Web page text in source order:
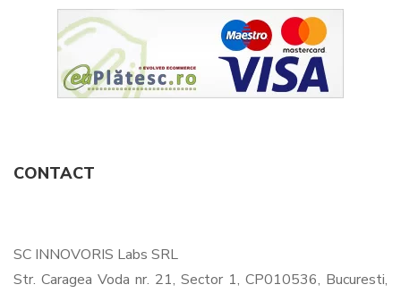
CONTACT
SC INNOVORIS Labs SRL
Str. Caragea Voda nr. 21, Sector 1, CP010536, Bucuresti,